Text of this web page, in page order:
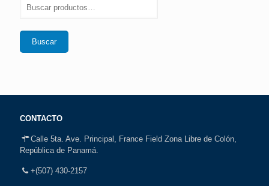
Buscar
CONTACTO
Calle 5ta. Ave. Principal, France Field Zona Libre de Colón,
República de Panamá.
+(507) 430-2157